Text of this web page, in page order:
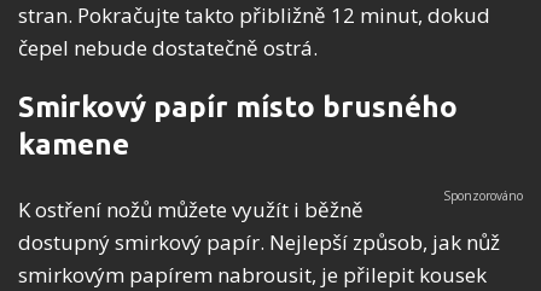
stran. Pokračujte takto přibližně 12 minut, dokud
čepel nebude dostatečně ostrá.
Smirkový papír místo brusného
kamene
K ostření nožů můžete využít i běžně
dostupný smirkový papír. Nejlepší způsob, jak nůž
smirkovým papírem nabrousit, je přilepit kousek